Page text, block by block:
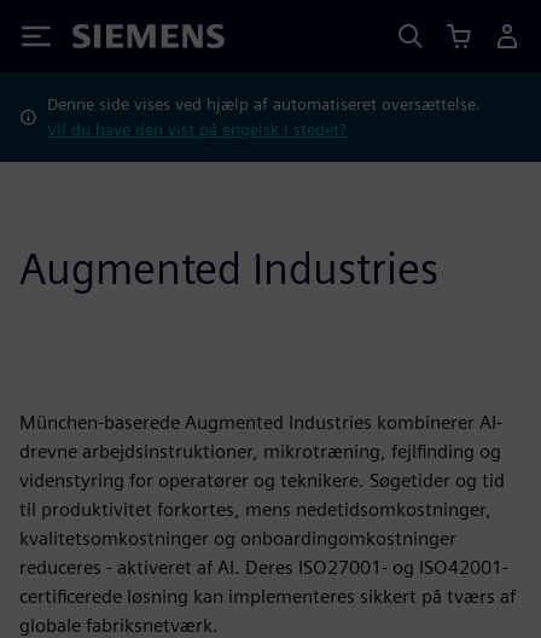
Siemens
Denne side vises ved hjælp af automatiseret oversættelse.
Vil du have den vist på engelsk i stedet?
Augmented Industries
München-baserede Augmented Industries kombinerer AI-
drevne arbejdsinstruktioner, mikrotræning, fejlfinding og
videnstyring for operatører og teknikere. Søgetider og tid
til produktivitet forkortes, mens nedetidsomkostninger,
kvalitetsomkostninger og onboardingomkostninger
reduceres - aktiveret af AI. Deres ISO27001- og ISO42001-
certificerede løsning kan implementeres sikkert på tværs af
globale fabriksnetværk.